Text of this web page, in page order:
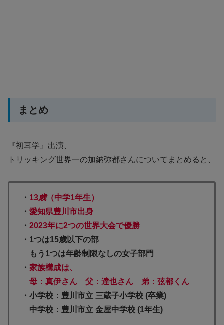
まとめ
『初耳学』出演、
トリッキング世界一の加納弥都さんについてまとめると、
・ 13歳（中学1年生）
・ 愛知県豊川市出身
・ 2023年に2つの世界大会で優勝
・1つは15歳以下の部
もう1つは年齢制限なしの女子部門
・ 家族構成は、
母：真伊さん 父：達也さん 弟：弦都くん
・小学校：豊川市立 三蔵子小学校 (卒業)
中学校：豊川市立 金屋中学校 (1年生)